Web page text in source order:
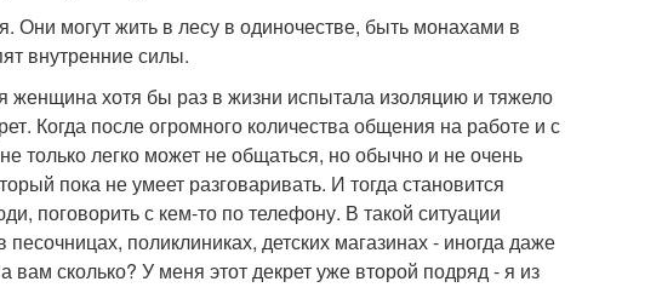
Они могут жить в лесу в одиночестве, быть монахами в
внутренние силы.
хотя бы раз в жизни испытала изоляцию и тяжело
Когда после огромного количества общения на работе и с
только легко может не общаться, но обычно и не очень
пока не умеет разговаривать. И тогда становится
поговорить с кем-то по телефону. В такой ситуации
поликлиниках, детских магазинах - иногда даже
сколько? У меня этот декрет уже второй подряд - я из